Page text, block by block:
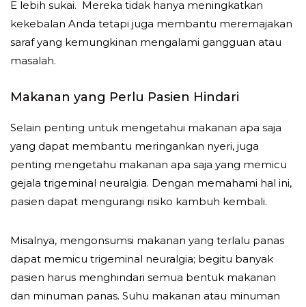
E lebih sukai. Mereka tidak hanya meningkatkan
kekebalan Anda tetapi juga membantu meremajakan
saraf yang kemungkinan mengalami gangguan atau
masalah.
Makanan yang Perlu Pasien Hindari
Selain penting untuk mengetahui makanan apa saja
yang dapat membantu meringankan nyeri, juga
penting mengetahu makanan apa saja yang memicu
gejala trigeminal neuralgia. Dengan memahami hal ini,
pasien dapat mengurangi risiko kambuh kembali.
Misalnya, mengonsumsi makanan yang terlalu panas
dapat memicu trigeminal neuralgia; begitu banyak
pasien harus menghindari semua bentuk makanan
dan minuman panas. Suhu makanan atau minuman